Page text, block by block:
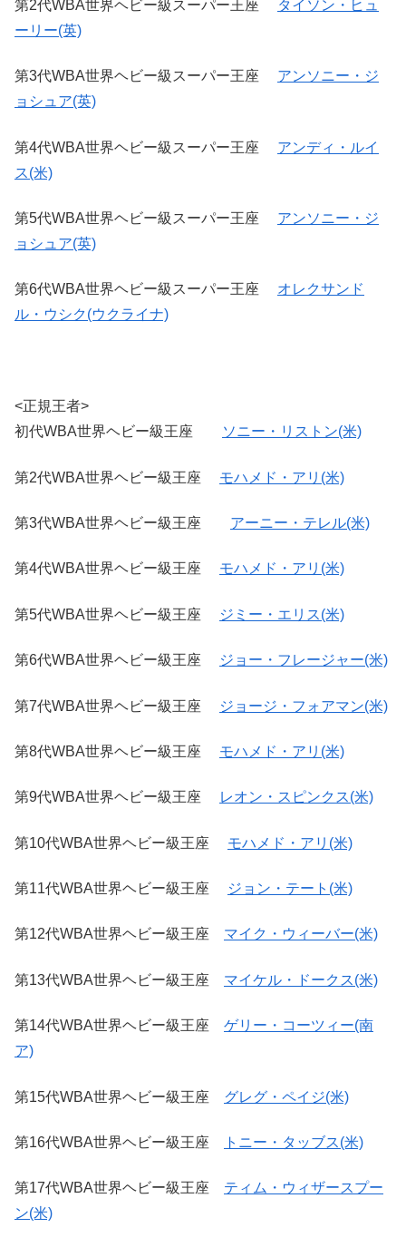
第2代WBA世界ヘビー級スーパー王座
タイソン・ヒュ
ーリー(英)
第3代WBA世界ヘビー級スーパー王座 アンソニー・ジ
ョシュア(英)
第4代WBA世界ヘビー級スーパー王座 アンディ・ルイ
ス(米)
第5代WBA世界ヘビー級スーパー王座 アンソニー・ジ
ョシュア(英)
第6代WBA世界ヘビー級スーパー王座 オレクサンド
ル・ウシク(ウクライナ)
<正規王者>
初代WBA世界ヘビー級王座
ソニー・リストン(米)
第2代WBA世界ヘビー級王座 モハメド・アリ(米)
第3代WBA世界ヘビー級王座 アーニー・テレル(米)
第4代WBA世界ヘビー級王座 モハメド・アリ(米)
第5代WBA世界ヘビー級王座 ジミー・エリス(米)
第6代WBA世界ヘビー級王座 ジョー・フレージャー(米)
第7代WBA世界ヘビー級王座 ジョージ・フォアマン(米)
第8代WBA世界ヘビー級王座 モハメド・アリ(米)
第9代WBA世界ヘビー級王座 レオン・スピンクス(米)
第10代WBA世界ヘビー級王座 モハメド・アリ(米)
第11代WBA世界ヘビー級王座 ジョン・テート(米)
第12代WBA世界ヘビー級王座 マイク・ウィーバー(米)
第13代WBA世界ヘビー級王座 マイケル・ドークス(米)
第14代WBA世界ヘビー級王座 ゲリー・コーツィー(南
ア)
第15代WBA世界ヘビー級王座 グレグ・ペイジ(米)
第16代WBA世界ヘビー級王座 トニー・タッブス(米)
第17代WBA世界ヘビー級王座 ティム・ウィザースプー
ン(米)